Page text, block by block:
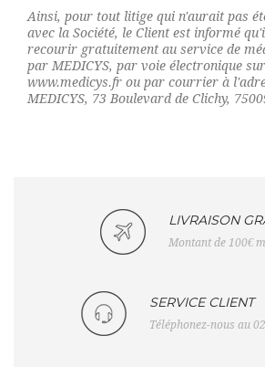
Ainsi, pour tout litige qui n'aurait pas
avec la Société, le Client est informé
recourir gratuitement au service de
par MEDICYS, par voie électronique
www.medicys.fr ou par courrier à
MEDICYS, 73 Boulevard de Clichy,
LIVRAISON
Montant de 100€
SERVICE CLIENT
Téléphonez-nous au